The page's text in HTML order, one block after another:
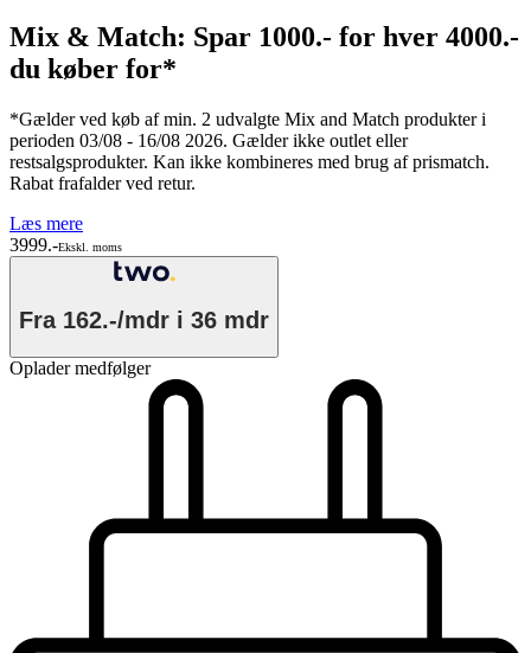
Mix & Match: Spar 1000.- for hver 4000.-
du køber for*
*Gælder ved køb af min. 2 udvalgte Mix and Match produkter i
perioden 03/08 - 16/08 2026. Gælder ikke outlet eller
restsalgsprodukter. Kan ikke kombineres med brug af prismatch.
Rabat frafalder ved retur.
Læs mere
3999.-Ekskl. moms
Fra 162.-/mdr i 36 mdr
Oplader medfølger